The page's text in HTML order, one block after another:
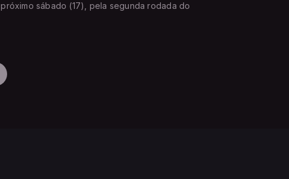
sábado (17), pela segunda rodada do